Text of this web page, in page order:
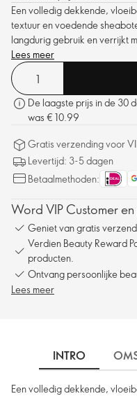
Een volledig dekkende,
textuur en voedende
langdurig gebruik en verrijkt
oogverblindende glow.
Lees meer
De laagste prijs in de 30
was € 10.99
Gratis verzending voor
Levertijd: 3-5 dagen
Betaalmethoden:
Word VIP Customer
Geniet van gratis
Verdien Beauty Reward
producten.
Ontvang persoonlijke
Lees meer
INTRO
Een volledig dekkende,